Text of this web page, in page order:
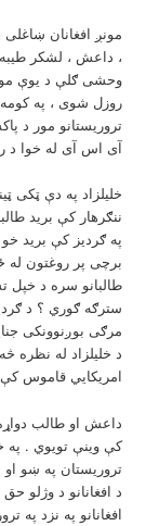
مونږ افغانان
، داعش ، لشکر
وحشی ګلې د يوې
روزل شوی ، په
تروريستانو مور د
آی اس آی له خوا د
خليلزاد په دې ټکی
ننګرهار کې بريد
په ګرديز کې بريد
برچی پر روغتون له
طالبانو سره د خپل
سترګه ګوري ؟ د
مرګی بوږنوونکی
د خليلزاد له نظره
امريکايي قاموس
داعش او طالب
کې وينې تويوي .
تروريستان په ښو
د افغانانو د وژلو
افغانانو په نزد په